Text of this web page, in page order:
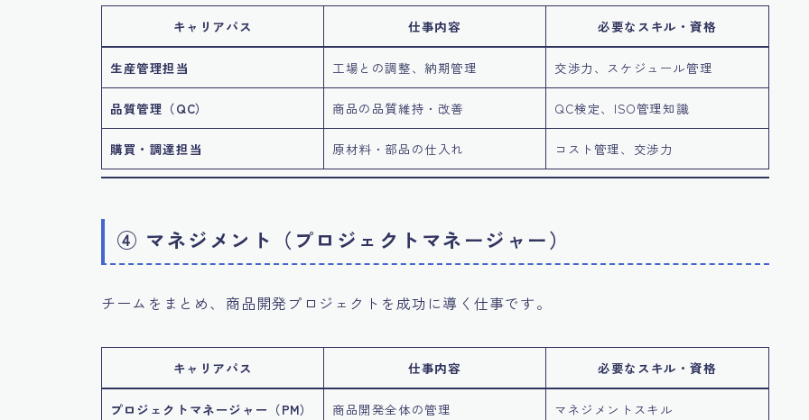
キャリアパス 仕事内容 必要なスキル・資格
生産管理担当 工場との調整、納期管理 交渉力、スケジュール管理
品質管理（QC） 商品の品質維持・改善 QC検定、ISO管理知識
購買・調達担当 原材料・部品の仕入れ コスト管理、交渉力
④ マネジメント（プロジェクトマネージャー）
チームをまとめ、商品開発プロジェクトを成功に導く仕事です。
キャリアパス 仕事内容 必要なスキル・資格
プロジェクトマネージャー（PM） 商品開発全体の管理 マネジメントスキル